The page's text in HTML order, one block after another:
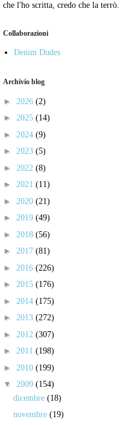
che l'ho scritta, credo che la terrò.
Collaborazioni
Denim Dudes
Archivio blog
► 2026 (2)
► 2025 (14)
► 2024 (9)
► 2023 (5)
► 2022 (8)
► 2021 (11)
► 2020 (21)
► 2019 (49)
► 2018 (56)
► 2017 (81)
► 2016 (226)
► 2015 (176)
► 2014 (175)
► 2013 (272)
► 2012 (307)
► 2011 (198)
► 2010 (199)
▼ 2009 (154)
dicembre (18)
novembre (19)